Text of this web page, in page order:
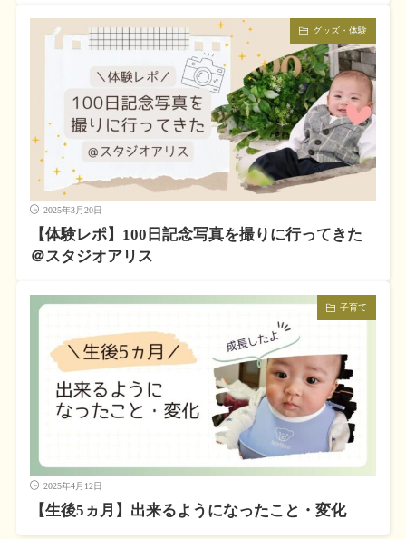
グッズ・体験
2025年3月20日
【体験レポ】100日記念写真を撮りに行ってきた
＠スタジオアリス
子育て
2025年4月12日
【生後5ヵ月】出来るようになったこと・変化